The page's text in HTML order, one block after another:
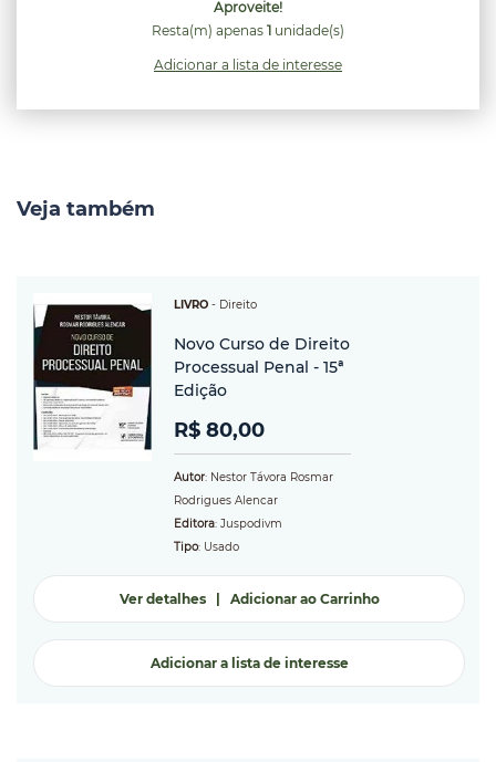
Aproveite!
Resta(m) apenas 1 unidade(s)
Adicionar a lista de interesse
Veja também
LIVRO - Direito
Novo Curso de Direito
Processual Penal - 15ª
Edição
R$ 80,00
Autor: Nestor Távora Rosmar
Rodrigues Alencar
Editora: Juspodivm
Tipo: Usado
Ver detalhes| Adicionar ao Carrinho
Adicionar a lista de interesse